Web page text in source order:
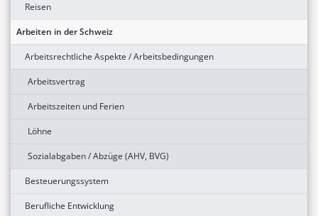
Reisen
Arbeiten in der Schweiz
Arbeitsrechtliche Aspekte / Arbeitsbedingungen
Arbeitsvertrag
Arbeitszeiten und Ferien
Löhne
Sozialabgaben / Abzüge (AHV, BVG)
Besteuerungssystem
Berufliche Entwicklung